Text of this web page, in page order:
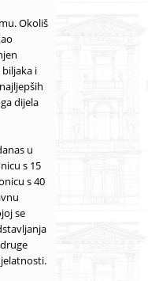
Okoliš
i
dijela
u
s 15
s 40
se